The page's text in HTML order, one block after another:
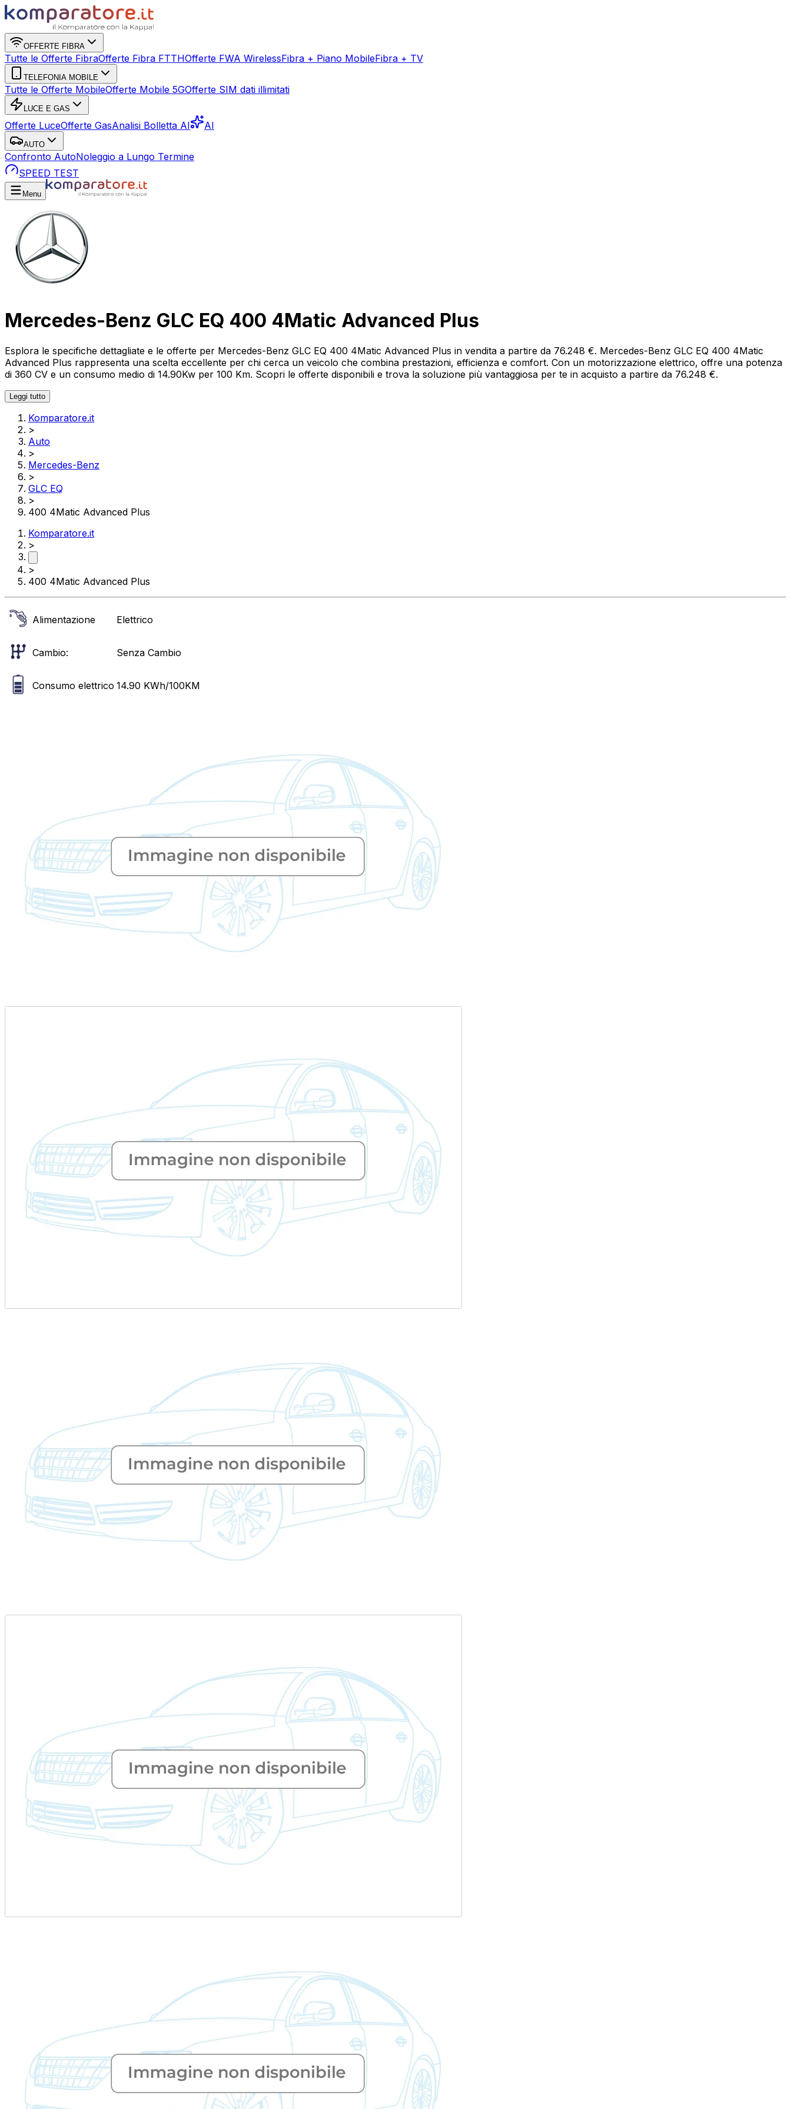
OFFERTE FIBRA
Tutte le Offerte FibraOfferte Fibra FTTHOfferte FWA WirelessFibra + Piano MobileFibra + TV
TELEFONIA MOBILE
Tutte le Offerte MobileOfferte Mobile 5GOfferte SIM dati illimitati
LUCE E GAS
Offerte LuceOfferte GasAnalisi Bolletta AI AI
AUTO
Confronto AutoNoleggio a Lungo Termine
SPEED TEST
Menu
Mercedes-Benz GLC EQ 400 4Matic Advanced Plus
Esplora le specifiche dettagliate e le offerte per Mercedes-Benz GLC EQ 400 4Matic Advanced Plus in vendita a partire da 76.248 €. Mercedes-Benz GLC EQ 400 4Matic
Advanced Plus rappresenta una scelta eccellente per chi cerca un veicolo che combina prestazioni, efficienza e comfort. Con un motorizzazione elettrico, offre una potenza
di 360 CV e un consumo medio di 14.90Kw per 100 Km. Scopri le offerte disponibili e trova la soluzione più vantaggiosa per te in acquisto a partire da 76.248 €.
Leggi tutto
Komparatore.it
>
Auto
>
Mercedes-Benz
>
GLC EQ
>
400 4Matic Advanced Plus
Komparatore.it
>
>
400 4Matic Advanced Plus
Alimentazione Elettrico
Cambio: Senza Cambio
Consumo elettrico 14.90 KWh/100KM